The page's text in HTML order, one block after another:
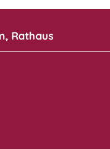
Rathaus